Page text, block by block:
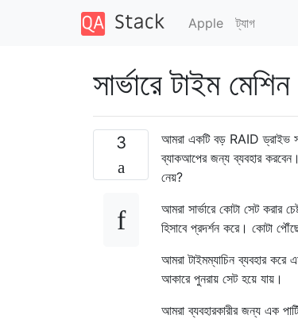
Apple ট্যাগ
সার্ভারে টাইম
3
আমরা একটি বড় RAID ড্রাইভ সহ
ব্যাকআপের জন্য ব্যবহার করবেন।
নেয়?
আমরা সার্ভারে কোটা সেট করার
হিসাবে প্রদর্শন করে। কোটা
আমরা টাইমম্যাচিন ব্যবহার করে
আকারে পুনরায় সেট হয়ে যায়।
আমরা ব্যবহারকারীর জন্য এক